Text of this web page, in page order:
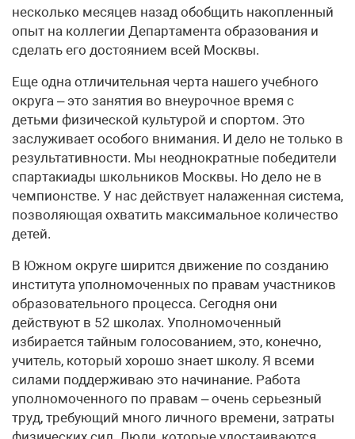
несколько месяцев назад обобщить накопленный
опыт на коллегии Департамента образования и
сделать его достоянием всей Москвы.
Еще одна отличительная черта нашего учебного
округа – это занятия во внеурочное время с
детьми физической культурой и спортом. Это
заслуживает особого внимания. И дело не только в
результативности. Мы неоднократные победители
спартакиады школьников Москвы. Но дело не в
чемпионстве. У нас действует налаженная система,
позволяющая охватить максимальное количество
детей.
В Южном округе ширится движение по созданию
института уполномоченных по правам участников
образовательного процесса. Сегодня они
действуют в 52 школах. Уполномоченный
избирается тайным голосованием, это, конечно,
учитель, который хорошо знает школу. Я всеми
силами поддерживаю это начинание. Работа
уполномоченного по правам – очень серьезный
труд, требующий много личного времени, затраты